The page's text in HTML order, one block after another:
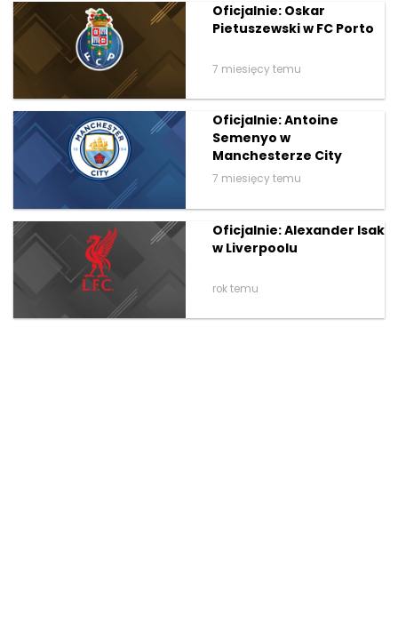
Oficjalnie: Oskar
Pietuszewski w FC Porto
7 miesięcy temu
Oficjalnie: Antoine
Semenyo w
Manchesterze City
7 miesięcy temu
Oficjalnie: Alexander Isak
w Liverpoolu
rok temu